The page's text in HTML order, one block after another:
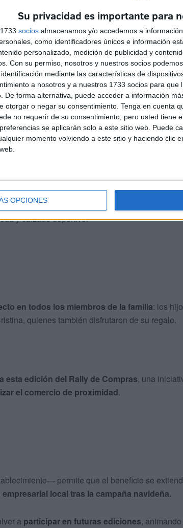
Su privacidad es importante para
socios almacenamos y/o accedemos a
como identificadores únicos e información
personalizado, medición de publicidad y
Con su permiso, nosotros y nuestros socios
mediante las características de
a nosotros y a nuestros 1733 socios para que
De forma alternativa, puede acceder a información
otorgar o negar su consentimiento. Tenga en cuenta
no requerir de su consentimiento, pero usted tiene
se aplicarán solo a este sitio web. Puede
momento volviendo a este sitio y haciendo clic
OPCIONES
compartida. Francisco Jesús acudió
recorrido, se incorporó su hija María. Su hijo
realizadas.
la familia distribuyó el premio entre distintos
para una de las habitaciones de los niños, un
y calzado deportivo.
en todos los miembros de la familia: los
quienes también disfrutaron de su regalo.
esta edición del Rally de Compras, una
el comercio de proximidad.
permite que el beneficio se
local tras la campaña navideña.
a participar en futuras ediciones, animando